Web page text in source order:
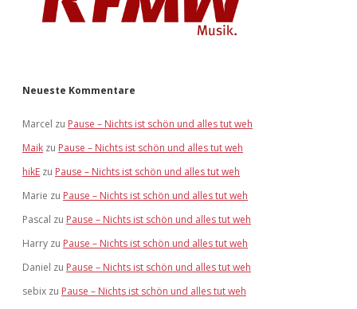
Neueste Kommentare
Marcel zu Pause – Nichts ist schön und alles tut weh
Maik zu Pause – Nichts ist schön und alles tut weh
hikE zu Pause – Nichts ist schön und alles tut weh
Marie zu Pause – Nichts ist schön und alles tut weh
Pascal zu Pause – Nichts ist schön und alles tut weh
Harry zu Pause – Nichts ist schön und alles tut weh
Daniel zu Pause – Nichts ist schön und alles tut weh
sebix zu Pause – Nichts ist schön und alles tut weh